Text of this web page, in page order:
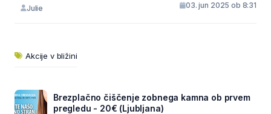
Julie 03. jun 2025 ob 8:31
Akcije v bližini
Brezplačno čiščenje zobnega kamna ob prvem
pregledu - 20€ (Ljubljana)